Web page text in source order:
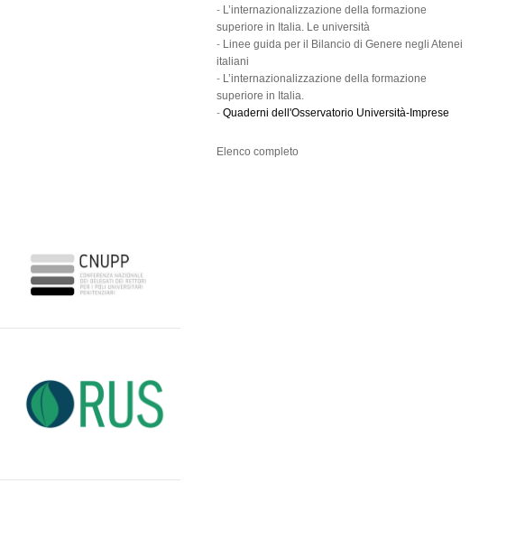
- L’internazionalizzazione della formazione
superiore in Italia. Le università
- Linee guida per il Bilancio di Genere negli Atenei
italiani
- L’internazionalizzazione della formazione
superiore in Italia.
- Quaderni dell'Osservatorio Università-Imprese
Elenco completo